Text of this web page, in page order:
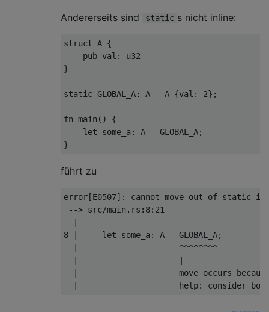
Andererseits sind
static s nicht inline:
struct A {
pub val :
u32
}
static GLOBAL_A: A = A {val : 2};
fn main ()
{
let some_a: A = GLOBAL_A;
}
führt zu
error[E0507]: cannot move out of static item
--> src/main.rs:8:21
  |
8 |     let some_a: A = GLOBAL_A;
  |                     ^^^^^^^^
  |                     |
|                     move occurs
|                     help: consider